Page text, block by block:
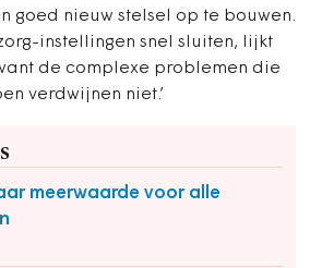
goed nieuw stelsel op te bouwen.
instellingen snel sluiten, lijkt
de complexe problemen die
verdwijnen niet.’
meerwaarde voor alle